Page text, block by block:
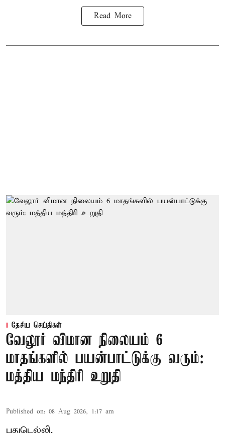
Read More
தேசிய செய்திகள்
வேலூர் விமான நிலையம் 6
மாதங்களில் பயன்பாட்டுக்கு வரும்:
மத்திய மந்திரி உறுதி
Published on: 08 Aug 2026, 1:17 am
புதுடெல்லி,